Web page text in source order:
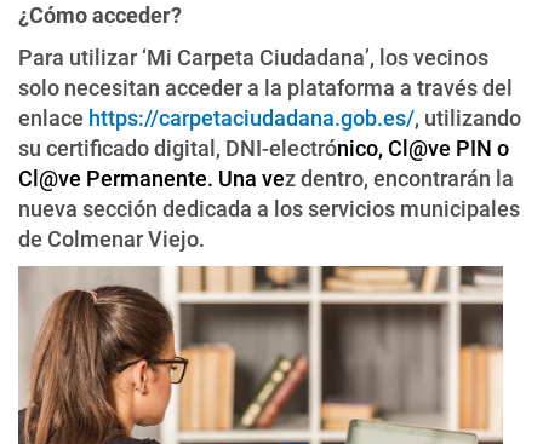
¿Cómo acceder?
Para utilizar ‘Mi Carpeta Ciudadana’, los vecinos
solo necesitan acceder a la plataforma a través del
enlace https://carpetaciudadana.gob.es/, utilizando
su certificado digital, DNI-electrónico, Cl@ve PIN o
Cl@ve Permanente. Una vez dentro, encontrarán la
nueva sección dedicada a los servicios municipales
de Colmenar Viejo.